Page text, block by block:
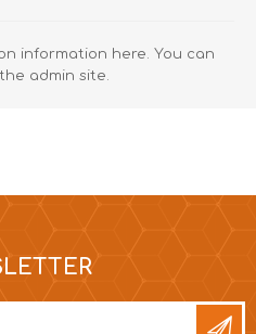
information here. You can
admin site.